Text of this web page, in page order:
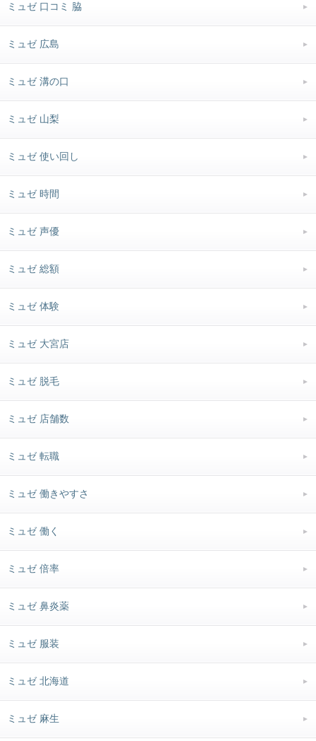
ミュゼ 口コミ 脇
ミュゼ 広島
ミュゼ 溝の口
ミュゼ 山梨
ミュゼ 使い回し
ミュゼ 時間
ミュゼ 声優
ミュゼ 総額
ミュゼ 体験
ミュゼ 大宮店
ミュゼ 脱毛
ミュゼ 店舗数
ミュゼ 転職
ミュゼ 働きやすさ
ミュゼ 働く
ミュゼ 倍率
ミュゼ 鼻炎薬
ミュゼ 服装
ミュゼ 北海道
ミュゼ 麻生